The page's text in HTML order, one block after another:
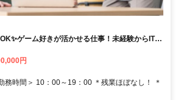
ゲーム好きが活かせる仕事！未経験からIT業
ほぼなし◎
円
務時間＞ 10：00～19：00 ＊残業ほぼなし！ ＊